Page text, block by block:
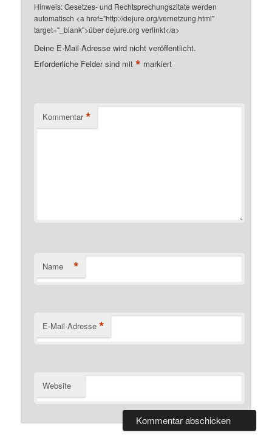
Hinweis: Gesetzes- und Rechtsprechungszitate werden
automatisch <a href="http://dejure.org/vernetzung.html"
target="_blank">über dejure.org verlinkt</a>
Deine E-Mail-Adresse wird nicht veröffentlicht.
Erforderliche Felder sind mit* markiert
Kommentar *
Name *
E-Mail-Adresse *
Website